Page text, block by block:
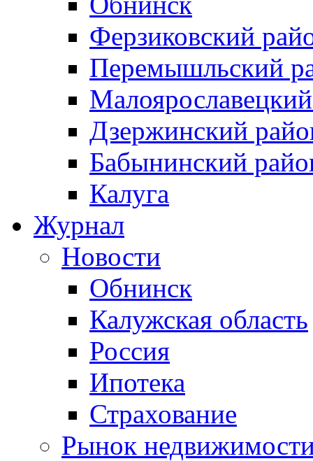
Ферзиковский
Перемышльский
Дзержинский
Бабынинский
Калуга
Журнал
Новости
Обнинск
Калужская область
Россия
Ипотека
Страхование
Рынок